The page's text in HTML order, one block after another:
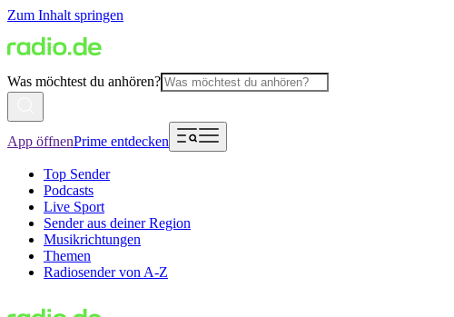
Zum Inhalt springen
Was möchtest du anhören?
App öffnenPrime entdecken
Top Sender
Podcasts
Live Sport
Sender aus deiner Region
Musikrichtungen
Themen
Radiosender von A-Z